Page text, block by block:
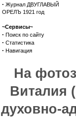
· Журнал ДВУГЛАВЫЙ
ОРЕЛЪ 1921 год
~Сервисы~
· Поиск по сайту
· Статистика
· Навигация
На
Виталия
духовно-